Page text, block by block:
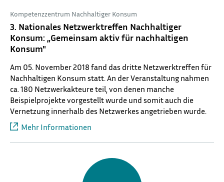
Kompetenzzentrum Nachhaltiger Konsum
3. Nationales Netzwerktreffen Nachhaltiger
Konsum: „Gemeinsam aktiv für nachhaltigen
Konsum"
Am 05. November 2018 fand das dritte Netzwerktreffen für
Nachhaltigen Konsum statt. An der Veranstaltung nahmen
ca. 180 Netzwerkakteure teil, von denen manche
Beispielprojekte vorgestellt wurde und somit auch die
Vernetzung innerhalb des Netzwerkes angetrieben wurde.
Mehr Informationen